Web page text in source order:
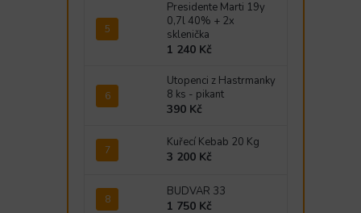
Presidente Marti 19y
0,7l 40% + 2x
sklenička
1 240 Kč
Utopenci z Hastrmanky
8 ks - pikant
390 Kč
Kuřecí Kebab 20 Kg
3 200 Kč
BUDVAR 33
1 750 Kč